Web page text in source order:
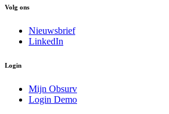
Volg ons
Nieuwsbrief
LinkedIn
Login
Mijn Obsurv
Login Demo